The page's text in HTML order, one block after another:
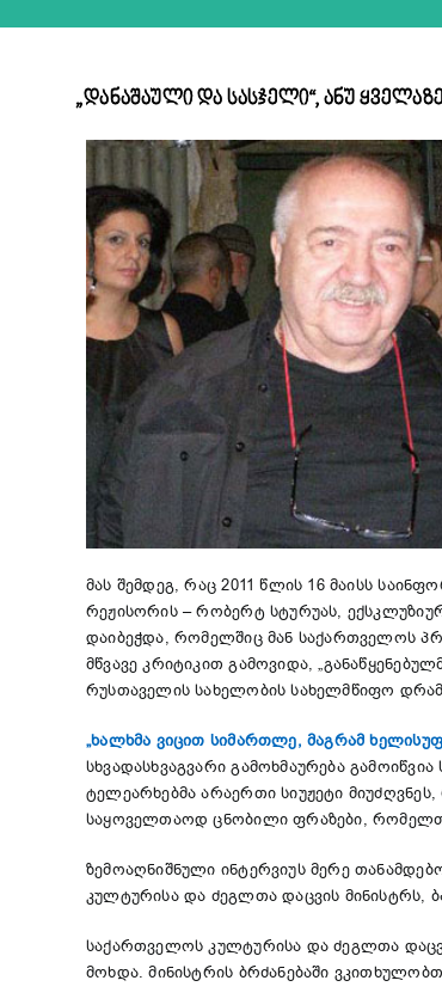
„დანაშაული და სასჯელი“, ანუ
მას შემდეგ, რაც 2011 წლის 16 მაისს
რეჟისორის – რობერტ სტურუას,
დაიბეჭდა, რომელშიც მან საქართველოს
მწვავე კრიტიკით გამოვიდა,
რუსთაველის სახელობის სახელმწიფო
„ხალხმა ვიცით სიმართლე, მაგრამ
სხვადასხვაგვარი გამოხმაურება
ტელეარხებმა არაერთი სიუჟეტი
საყოველთაოდ ცნობილი ფრაზები,
ზემოაღნიშნული ინტერვიუს მერე
კულტურისა და ძეგლთა დაცვის მინისტრს,
საქართველოს კულტურისა და ძეგლთა
მოხდა. მინისტრის ბრძანებაში